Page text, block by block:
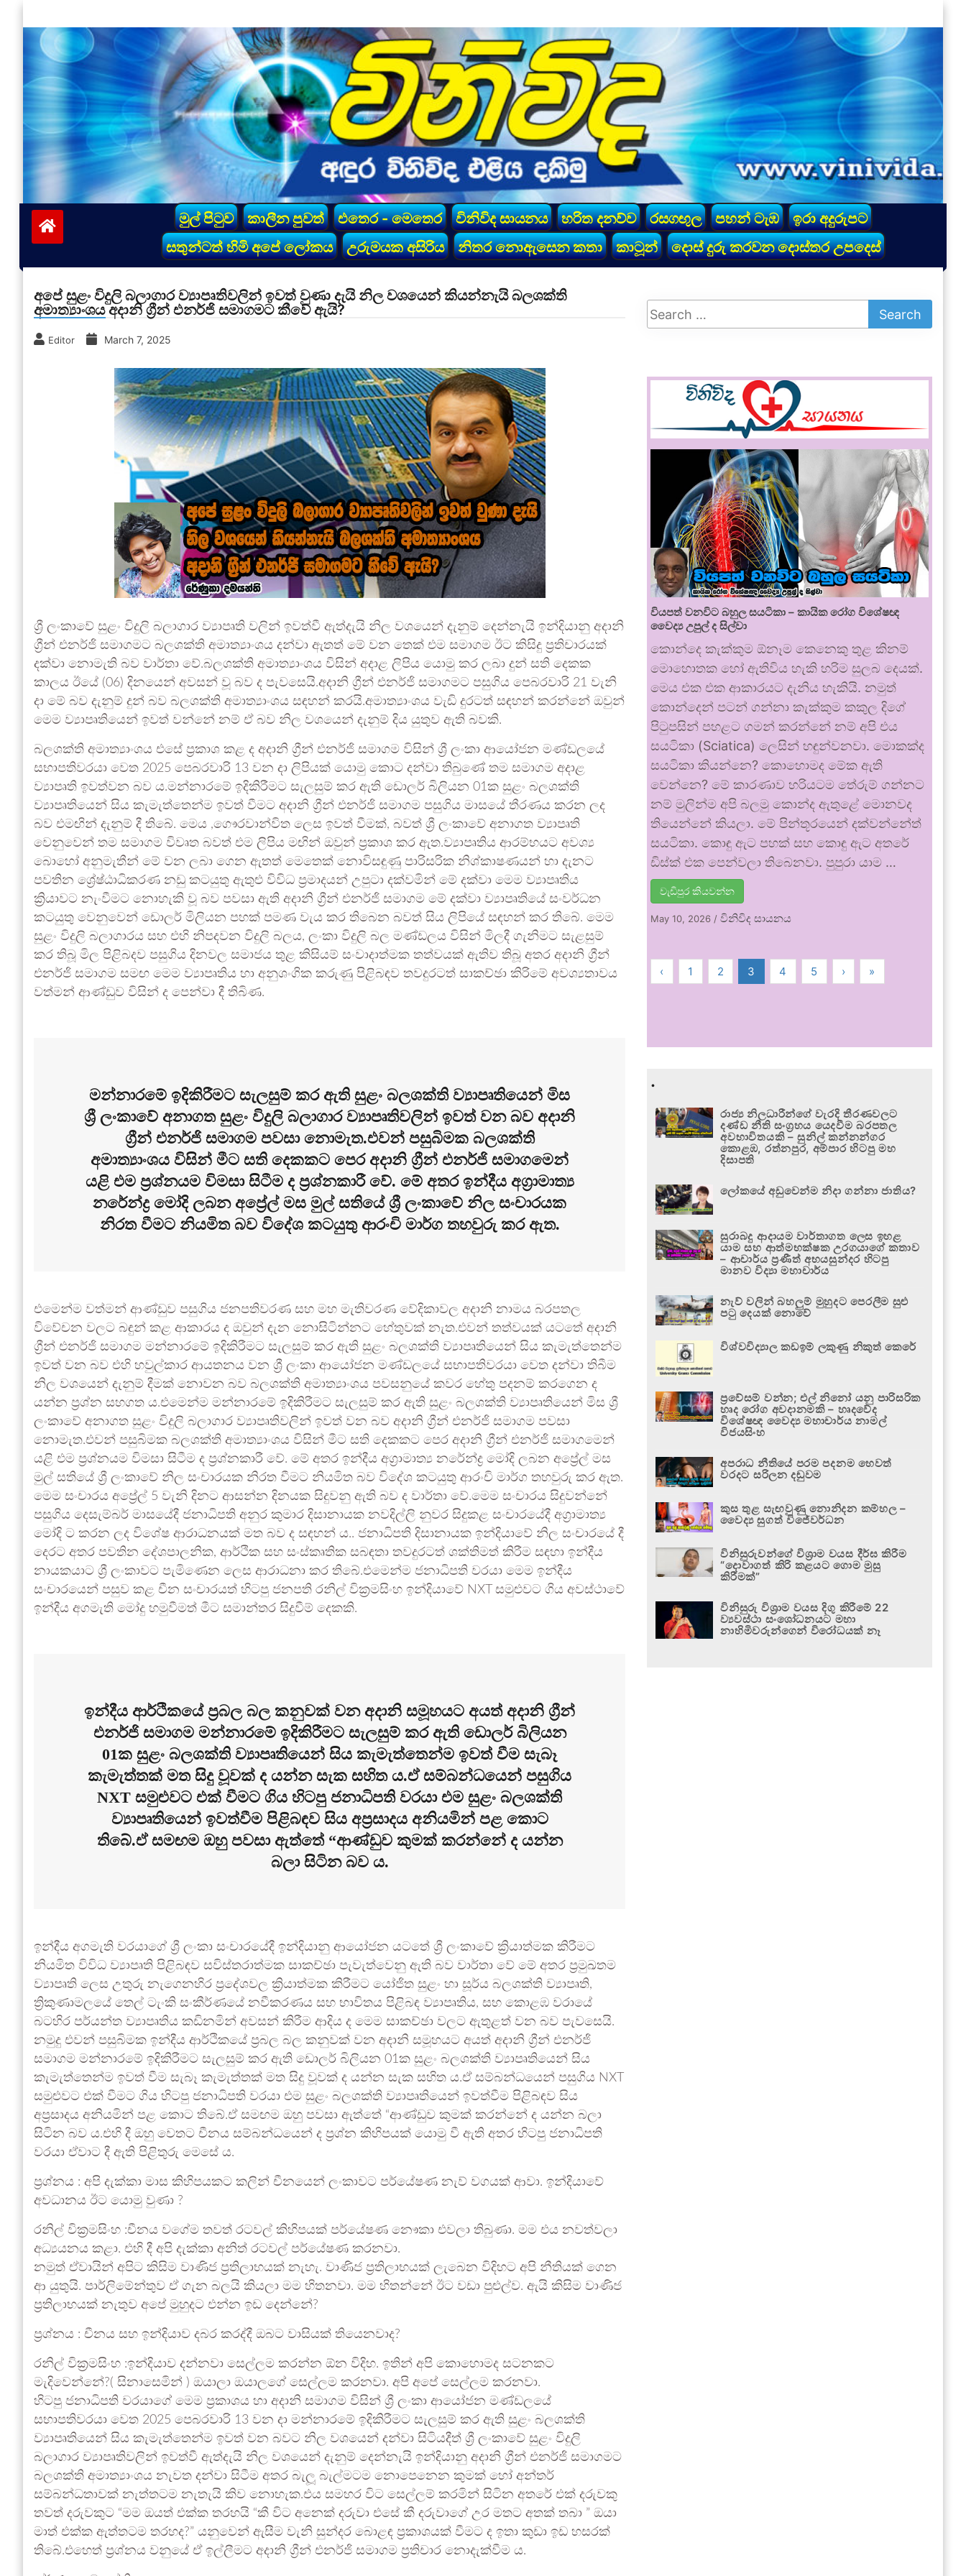
to
content
vinivida.lk
මුල් පිටුව කාලීන පුවත් එතෙර - මෙතෙර විනිවිද සායනය හරිත දනව්ව රසගඟුල පහන් ටැඹ
ඉරා අදුරුපට
සතුන්ටත් හිමි අපේ ලෝකය
උරුමයක අසිරිය නිතර නොඇසෙන කතා කාටූන් දොස් දුරු කරවන දොස්තර උපදෙස්
අපේ සුළං විදුලි බලාගාර ව්‍යාපෘතිවලින් ඉවත් වුණා දැයි නිල වශයෙන් කියන්නැයි බලශක්ති
අමාත්‍යාංශය අදානි ග්‍රීන් එනර්ජි සමාගමට කීවේ ඇයි?
Editor March 7, 2025
ශ්‍රී ලංකාවේ සුළං විදුලි බලාගාර ව්‍යාපෘති වලින් ඉවත්වී ඇත්දැයි නිල වශයෙන් දැනුම් දෙන්නැයි ඉන්දියානු අදානි
ග්‍රීන් එනර්ජි සමාගමට බලශක්ති අමාත්‍යාංශය දන්වා ඇතත් මේ වන තෙක් එම සමාගම ඊට කිසිදු ප්‍රතිචාරයක්
දක්වා නොමැති බව වාර්තා වේ.බලශක්ති අමාත්‍යාංශය විසින් අදාළ ලිපිය යොමු කර ලබා දුන් සති දෙකක
කාලය ඊයේ (06) දිනයෙන් අවසන් වූ බව ද පැවසෙයි.අදානි ග්‍රීන් එනර්ජි සමාගමට පසුගිය පෙබරවාරි 21 වැනි
දා මේ බව දැනුම් දුන් බව බලශක්ති අමාත්‍යාංශය සඳහන් කරයි.අමාත්‍යාංශය වැඩි දුරටත් සඳහන් කරන්නේ ඔවුන්
මෙම ව්‍යාපෘතියෙන් ඉවත් වන්නේ නම් ඒ බව නිල වශයෙන් දැනුම් දිය යුතුව ඇති බවකි.
බලශක්ති අමාත්‍යාංශය එසේ ප්‍රකාශ කළ ද අදානි ග්‍රීන් එනර්ජි සමාගම විසින් ශ්‍රී ලංකා ආයෝජන මණ්ඩලයේ
සභාපතිවරයා වෙත 2025 පෙබරවාරි 13 වන දා ලිපියක් යොමු කොට දන්වා තිබුණේ තම සමාගම අදාළ
ව්‍යාපෘති ඉවත්වන බව ය.මන්නාරමේ ඉදිකිරීමට සැලසුම් කර ඇති ඩොලර් බිලියන 01ක සුළං බලශක්ති
ව්‍යාපෘතියෙන් සිය කැමැත්තෙන්ම ඉවත් වීමට අදානි ග්‍රීන් එනර්ජි සමාගම පසුගිය මාසයේ තීරණය කරන ලද
බව එමඟින් දැනුම් දී තිබේ. මෙය ,ගෞරවාන්විත ලෙස ඉවත් වීමක්, බවත් ශ්‍රී ලංකාවේ අනාගත ව්‍යාපෘති
වෙනුවෙන් තම සමාගම විවෘත බවත් එම ලිපිය මඟින් ඔවුන් ප්‍රකාශ කර ඇත.ව්‍යාපෘතිය ආරම්භයට අවශ්‍ය
බොහෝ අනුමැතීන් මේ වන ලබා ගෙන ඇතත් මෙතෙක් නොවිසඳුණු පාරිසරික නිශ්කාෂණයන් හා දැනට
පවතින ශ්‍රේෂ්ඨාධිකරණ නඩු කටයුතු ඇතුළු විවිධ ප්‍රමාදයන් උපුටා දක්වමින් මේ දක්වා මෙම ව්‍යාපෘතිය
ක්‍රියාවට නැංවීමට නොහැකි වූ බව පවසා ඇති අදානි ග්‍රීන් එනර්ජි සමාගම මේ දක්වා ව්‍යාපෘතියේ සංවර්ධන
කටයුතු වෙනුවෙන් ඩොලර් මිලියන පහක් පමණ වැය කර තිබෙන බවත් සිය ලිපියේ සඳහන් කර තිබේ. මෙම
සුළං විදුලි බලාගාරය සහ එහි නිපදවන විදුලි බලය, ලංකා විදුලි බල මණ්ඩලය විසින් මිලදී ගැනිමට සැළසුම්
කර තිබූ මිල පිළිබදව පසුගිය දිනවල සමාජය තුළ කිසියම් සංවාදාත්මක තත්වයක් ඇතිව තිබූ අතර අදානි ග්‍රීන්
එනර්ජි සමාගම සමඟ මෙම ව්‍යාපෘතිය හා අනුශංගික කරුණු පිළිබඳව තවදුරටත් සාකච්ඡා කිරිමේ අවශ්‍යතාවය
වත්මන් ආණ්ඩුව විසින් ද පෙන්වා දී තිබිණ.
මන්නාරමේ ඉදිකිරීමට සැලසුම් කර ඇති සුළං බලශක්ති ව්‍යාපෘතියෙන් මිස
ශ්‍රී ලංකාවේ අනාගත සුළං විදුලි බලාගාර ව්‍යාපෘතිවලින් ඉවත් වන බව අදානි
ග්‍රීන් එනර්ජි සමාගම පවසා නොමැත.එවන් පසුබිමක බලශක්ති
අමාත්‍යාංශය විසින් මීට සති දෙකකට පෙර අදානි ග්‍රීන් එනර්ජි සමාගමෙන්
යළි එම ප්‍රශ්නයම විමසා සිටීම ද ප්‍රශ්නකාරී වේ. මේ අතර ඉන්දීය අග්‍රාමාත්‍ය
නරේන්ද්‍ර මෝදි ලබන අප්‍රේල් මස මුල් සතියේ ශ්‍රී ලංකාවේ නිල සංචාරයක
නිරත වීමට නියමිත බව විදේශ කටයුතු ආරංචි මාර්ග තහවුරු කර ඇත.
එමෙන්ම වත්මන් ආණ්ඩුව පසුගිය ජනපතිවරණ සහ මහ මැතිවරණ වේදිකාවල අදානි නාමය බරපතල
විවේචන වලට බඳුන් කළ ආකාරය ද ඔවුන් දැන නොසිටින්නට හේතුවක් නැත.එවන් තත්වයක් යටතේ අදානි
ග්‍රීන් එනර්ජි සමාගම මන්නාරමේ ඉදිකිරීමට සැලසුම් කර ඇති සුළං බලශක්ති ව්‍යාපෘතියෙන් සිය කැමැත්තෙන්ම
ඉවත් වන බව එහි හවුල්කාර ආයතනය වන ශ්‍රී ලංකා ආයෝජන මණ්ඩලයේ සභාපතිවරයා වෙත දන්වා තිබීම
නිල වශයෙන් දැනුම් දීමක් නොවන බව බලශක්ති අමාත්‍යාංශය පවසනුයේ කවර හේතු පදනම් කරගෙන ද
යන්න ප්‍රශ්න සහගත ය.එමෙන්ම මන්නාරමේ ඉදිකිරීමට සැලසුම් කර ඇති සුළං බලශක්ති ව්‍යාපෘතියෙන් මිස ශ්‍රී
ලංකාවේ අනාගත සුළං විදුලි බලාගාර ව්‍යාපෘතිවලින් ඉවත් වන බව අදානි ග්‍රීන් එනර්ජි සමාගම පවසා
නොමැත.එවන් පසුබිමක බලශක්ති අමාත්‍යාංශය විසින් මීට සති දෙකකට පෙර අදානි ග්‍රීන් එනර්ජි සමාගමෙන්
යළි එම ප්‍රශ්නයම විමසා සිටීම ද ප්‍රශ්නකාරී වේ. මේ අතර ඉන්දීය අග්‍රාමාත්‍ය නරේන්ද්‍ර මෝදි ලබන අප්‍රේල් මස
මුල් සතියේ ශ්‍රී ලංකාවේ නිල සංචාරයක නිරත වීමට නියමිත බව විදේශ කටයුතු ආරංචි මාර්ග තහවුරු කර ඇත.
මෙම සංචාරය අප්‍රේල් 5 වැනි දිනට ආසන්න දිනයක සිදුවනු ඇති බව ද වාර්තා වේ.මෙම සංචාරය සිදුවන්නේ
පසුගිය දෙසැම්බර් මාසයේදී ජනාධිපති අනුර කුමාර දිසානායක නවදිල්ලි නුවර සිදුකළ සංචාරයේදී අග්‍රාමාත්‍ය
මෝදි ට කරන ලද විශේෂ ආරාධනයක් මත බව ද සඳහන් ය.. ජනාධිපති දිසානායක ඉන්දියාවේ නිල සංචාරයේ දී
දෙරට අතර පවතින දේශපාලනික, ආර්ථික සහ සංස්කෘතික සබඳතා තවදුරටත් ශක්තිමත් කිරීම සඳහා ඉන්දීය
නායකයාට ශ්‍රී ලංකාවට පැමිණෙන ලෙස ආරාධනා කර තිබේ.එමෙන්ම ජනාධිපති වරයා මෙම ඉන්දීය
සංචාරයෙන් පසුව කළ චීන සංචාරයත් හිටපු ජනපති රනිල් වික්‍රමසිංහ ඉන්දියාවේ NXT සමුළුවට ගිය අවස්ථාවේ
ඉන්දීය අගමැති මෝදු හමුවීමත් මීට සමාන්තර සිදුවීම් දෙකකි.
ඉන්දීය ආර්ථිකයේ ප්‍රබල බල කනුවක් වන අදානි සමූහයට අයත් අදානි ග්‍රීන්
එනර්ජි සමාගම මන්නාරමේ ඉදිකිරීමට සැලසුම් කර ඇති ඩොලර් බිලියන
01ක සුළං බලශක්ති ව්‍යාපෘතියෙන් සිය කැමැත්තෙන්ම ඉවත් වීම සැබෑ
කැමැත්තක් මත සිදු වූවක් ද යන්න සැක සහිත ය.ඒ සම්බන්ධයෙන් පසුගිය
NXT සමුළුවට එක් වීමට ගිය හිටපු ජනාධිපති වරයා එම සුළං බලශක්ති
ව්‍යාපෘතියෙන් ඉවත්වීම පිළිබඳව සිය අප්‍රසාදය අනියමින් පළ කොට
තිබේ.ඒ සමඟම ඔහු පවසා ඇත්තේ “ආණ්ඩුව කුමක් කරන්නේ ද යන්න
බලා සිටින බව ය.
ඉන්දීය අගමැති වරයාගේ ශ්‍රී ලංකා සංචාරයේදී ඉන්දියානු ආයෝජන යටතේ ශ්‍රී ලංකාවේ ක්‍රියාත්මක කිරීමට
නියමිත විවිධ ව්‍යාපෘති පිළිබඳව සවිස්තරාත්මක සාකච්ඡා පැවැත්වෙනු ඇති බව වාර්තා වේ මේ අතර ප්‍රමුඛතම
ව්‍යාපෘති ලෙස උතුරු නැගෙනහිර ප්‍රදේශවල ක්‍රියාත්මක කිරීමට යෝජිත සුළං හා සූර්ය බලශක්ති ව්‍යාපෘති,
ත්‍රිකුණාමලයේ තෙල් ටැංකි සංකීර්ණයේ නවීකරණය සහ භාවිතය පිළිබඳ ව්‍යාපෘතිය, සහ කොළඹ වරායේ
බටහිර පර්යන්ත ව්‍යාපෘතිය කඩිනමින් අවසන් කිරීම ආදිය ද මෙම සාකච්ඡා වලට ඇතුළත් වන බව පැවසෙයි.
නමුදු එවන් පසුබිමක ඉන්දීය ආර්ථිකයේ ප්‍රබල බල කනුවක් වන අදානි සමූහයට අයත් අදානි ග්‍රීන් එනර්ජි
සමාගම මන්නාරමේ ඉදිකිරීමට සැලසුම් කර ඇති ඩොලර් බිලියන 01ක සුළං බලශක්ති ව්‍යාපෘතියෙන් සිය
කැමැත්තෙන්ම ඉවත් වීම සැබෑ කැමැත්තක් මත සිදු වූවක් ද යන්න සැක සහිත ය.ඒ සම්බන්ධයෙන් පසුගිය NXT
සමුළුවට එක් වීමට ගිය හිටපු ජනාධිපති වරයා එම සුළං බලශක්ති ව්‍යාපෘතියෙන් ඉවත්වීම පිළිබඳව සිය
අප්‍රසාදය අනියමින් පළ කොට තිබේ.ඒ සමඟම ඔහු පවසා ඇත්තේ “ආණ්ඩුව කුමක් කරන්නේ ද යන්න බලා
සිටින බව ය.එහි දී ඔහු වෙතට චීනය සම්බන්ධයෙන් ද ප්‍රශ්න කිහිපයක් යොමු වී ඇති අතර හිටපු ජනාධිපති
වරයා ඒවාට දී ඇති පිළිතුරු මෙසේ ය.
ප්‍රශ්නය : අපි දැක්කා මාස කිහිපයකට කලින් චීනයෙන් ලංකාවට පර්යේෂණ නැව් වගයක් ආවා. ඉන්දියාවේ
අවධානය ඊට යොමු වුණා ?
රනිල් වික්‍රමසිංහ :චීනය වගේම තවත් රටවල් කිහිපයක් පර්යේෂණ නෞකා එවලා තිබුණා. මම එය නවත්වලා
අධ්‍යයනය කළා. එහි දී අපි දැක්කා අනිත් රටවල් පර්යේෂණ කරනවා.
නමුත් ඒවායින් අපිට කිසිම වාණිජ ප්‍රතිලාභයක් නැහැ. වාණිජ ප්‍රතිලාභයක් ලැබෙන විදිහට අපි නීතියක් ගෙන
ආ යුතුයි. පාර්ලිමේන්තුව ඒ ගැන බලයි කියලා මම හිතනවා. මම හිතන්නේ ඊට වඩා පුළුල්ව. ඇයි කිසිම වාණිජ
ප්‍රතිලාභයක් නැතුව අපේ මුහුදට එන්න ඉඩ දෙන්නේ?
ප්‍රශ්නය : චීනය සහ ඉන්දියාව දබර කරද්දී ඔබට වාසියක් තියෙනවාද?
රනිල් වික්‍රමසිංහ :ඉන්දියාව දන්නවා සෙල්ලම කරන්න ඕන විදිහ. ඉතින් අපි කොහොමද සටනකට
මැදිවෙන්නේ?( සිනාසෙමින් ) ඔයාලා ඔයාලගේ සෙල්ලම කරනවා. අපි අපේ සෙල්ලම කරනවා.
හිටපු ජනාධිපති වරයාගේ මෙම ප්‍රකාශය හා අදානි සමාගම විසින් ශ්‍රී ලංකා ආයෝජන මණ්ඩලයේ
සභාපතිවරයා වෙත 2025 පෙබරවාරි 13 වන දා මන්නාරමේ ඉදිකිරීමට සැලසුම් කර ඇති සුළං බලශක්ති
ව්‍යාපෘතියෙන් සිය කැමැත්තෙන්ම ඉවත් වන බවට නිල වශයෙන් දන්වා සිටියදීත් ශ්‍රී ලංකාවේ සුළං විදුලි
බලාගාර ව්‍යාපෘතිවලින් ඉවත්වී ඇත්දැයි නිල වශයෙන් දැනුම් දෙන්නැයි ඉන්දියානු අදානි ග්‍රීන් එනර්ජි සමාගමට
බලශක්ති අමාත්‍යාංශය නැවත දන්වා සිටීම අතර බැලූ බැල්මටම නොපෙනෙන කුමක් හෝ අන්තර්
සම්බන්ධතාවක් නැත්තටම නැතැයි කිව නොහැක.එය සමහර විට සෙල්ලම් කරමින් සිටින අතරේ එක් දරුවකු
තවත් දරුවකුට “මම ඔයත් එක්ක තරහයි “කී විට අනෙක් දරුවා එසේ කී දරුවාගේ උර මතට අතක් තබා ” ඔයා
මාත් එක්ක ඇත්තටම තරහද?” යනුවෙන් ඇසීම වැනි සුන්දර බොළඳ ප්‍රකාශයක් වීමට ද ඉතා කුඩා ඉඩ හසරක්
තිබේ.එහෙත් ප්‍රශ්නය වනුයේ ඒ ඉල්ලීමට අදානි ග්‍රීන් එනර්ජි සමාගම ප්‍රතිචාර නොදැක්වීම ය.
වියපත් වනවිට බහුල සයටිකා – කායික රෝග විශේෂඥ
වෛද්‍ය උපුල් ද සිල්වා
කොන්දෙ කැක්කුම ඕනෑම කෙනෙකු තුළ කිනම්
මොහොතක හෝ ඇතිවිය හැකි හරිම සුලබ දෙයක්.
මෙය එක එක ආකාරයට දැනිය හැකියි. නමුත්
කොන්දෙන් පටන් ගන්නා කැක්කුම කකුල දිගේ
පිටුපසින් පහළට ගමන් කරන්නේ නම් අපි එය
සයටිකා (Sciatica) ලෙසින් හඳුන්වනවා. මොකක්ද
සයටිකා කියන්නෙ? කොහොමද මේක ඇති
වෙන්නෙ? මේ කාරණාව හරියටම තේරුම් ගන්නට
නම් මුලින්ම අපි බලමු කොන්ද ඇතුළේ මොනවද
තියෙන්නේ කියලා. මේ පින්තූරයෙන් දක්වන්නේත්
සයටිකා. කොඳු ඇට පහක් සහ කොඳු ඇට අතරේ
ඩිස්ක් එක පෙන්වලා තිබෙනවා. පුපුරා යාම …
වැඩිපුර කියවන්න
May 10, 2026 /විනිවිද සායනය
‹ 1 2 3 4 5 › »
.
රාජ්‍ය නිලධාරීන්ගේ වැරදි තීරණවලට
දණ්ඩ නීති සංග්‍රහය යෙදවීම බරපතල
අවභාවිතයකි – සුනිල් කන්නන්ගර
කොළඹ, රත්නපුර, අම්පාර හිටපු මහ
දිසාපති
ලෝකයේ අඩුවෙන්ම නිදා ගන්නා ජාතිය?
සුරාබදු ආදායම වාර්තාගත ලෙස ඉහළ
යාම සහ ආත්මභක්ෂක උරගයාගේ කතාව
– ආචාර්ය ප්‍රණීත් අභයසුන්දර හිටපු
මානව විද්‍යා මහාචාර්ය
නැව් වලින් බහලුම් මුහුදට පෙරලීම සුළු
පටු දෙයක් නොවේ
විශ්වවිද්‍යාල කඩඉම් ලකුණු නිකුත් කෙරේ
ප්‍රවේසම් වන්න; එල් නිනෝ යනු පාරිසරික
හෘද රෝග අවදානමකි – හෘදවේද
විශේෂඥ වෛද්‍ය මහාචාර්ය නාමල්
විජයසිංහ
අපරාධ නීතියේ පරම පදනම හෙවත්
වරදට සරිලන දඬුවම
කුස තුළ සැඟවුණු නොනිදන කම්හල –
වෛද්‍ය සුගත් විජේවර්ධන
විනිසුරුවන්ගේ විශ්‍රාම වයස දීර්ඝ කිරීම
“දොවාගත් කිරි කළයට ගොම මුසු
කිරීමක්”
විනිසුරු විශ්‍රාම වයස දිගු කිරීමේ 22
ව්‍යවස්ථා සංශෝධනයට මහා
නාහිමිවරුන්ගෙන් විරෝධයක් නෑ